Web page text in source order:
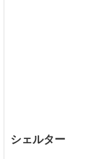
シェルター